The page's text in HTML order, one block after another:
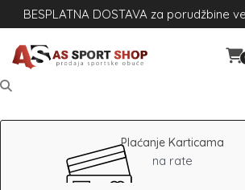
BESPLATNA DOSTAVA za porudžbine
Plaćanje Karticama
na rate